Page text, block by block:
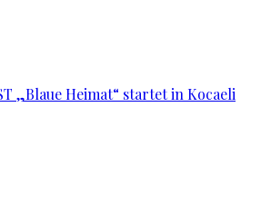
„Blaue Heimat“ startet in Kocaeli